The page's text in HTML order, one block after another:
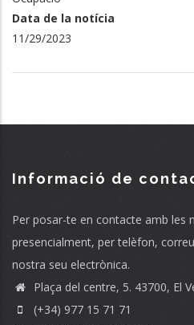
Data de la notícia
11/29/2023
Informació de
Per posar-te en contacte amb les
presencialment, per telèfon,
nostra seu electrònica.
Plaça del centre, 5. 43700, El
(+34) 977 15 71 71